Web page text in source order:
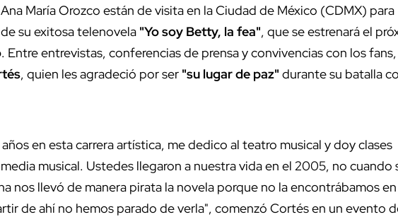
María Orozco están de visita en la Ciudad de México (CDMX) para
su exitosa telenovela "Yo soy Betty, la fea", que se estrenará el
. Entre entrevistas, conferencias de prensa y convivencias con los fans,
, quien les agradeció por ser "su lugar de paz" durante su batalla
en esta carrera artística, me dedico al teatro musical y doy clases
musical. Ustedes llegaron a nuestra vida en el 2005, no cuando
nos llevó de manera pirata la novela porque no la encontrábamos en
de ahí no hemos parado de verla", comenzó Cortés en un evento